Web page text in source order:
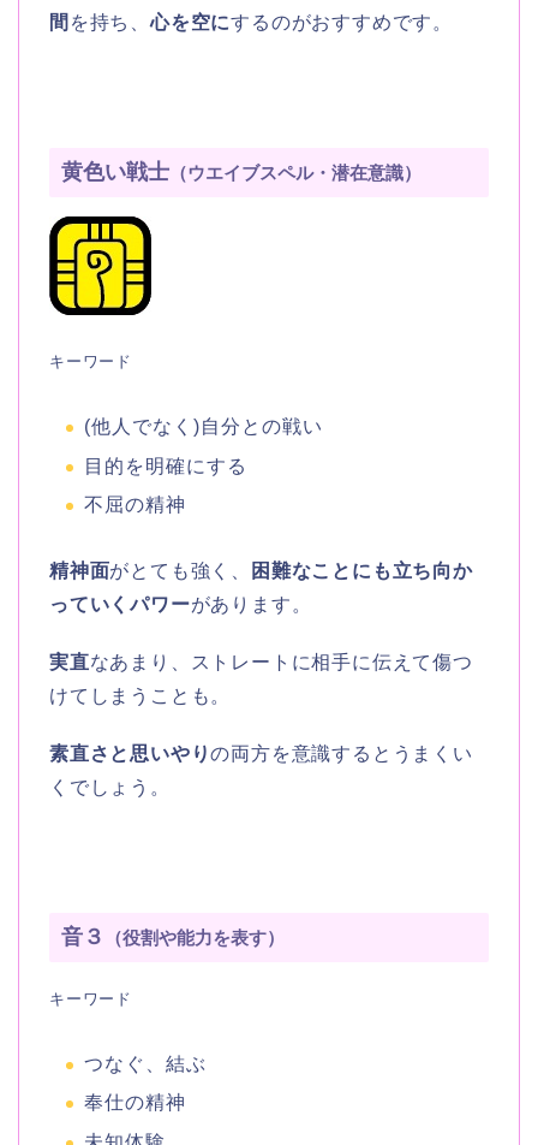
間 を持ち、心を空にするのがおすすめです。
黄色い戦士 （ウエイブスペル・潜在意識）
キーワード
(他人でなく)自分との戦い
目的を明確にする
不屈の精神
精神面がとても強く、
困難なことにも立ち向か
っていくパワーがあります。
実直なあまり、ストレートに相手に伝えて傷つ
けてしまうことも。
素直さと思いやりの両方を意識するとうまくい
くでしょう。
音３ （役割や能力を表す）
キーワード
つなぐ、結ぶ
奉仕の精神